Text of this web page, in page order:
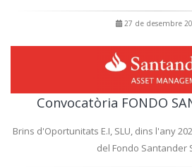
27 de desembre
Convocatòria FONDO
Brins d'Oportunitats E.I, SLU, dins l'any
del Fondo Santander